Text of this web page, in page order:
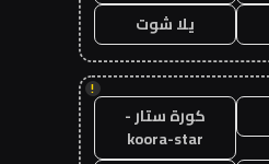
يلا شوت
!
كورة ستار -
koora-star